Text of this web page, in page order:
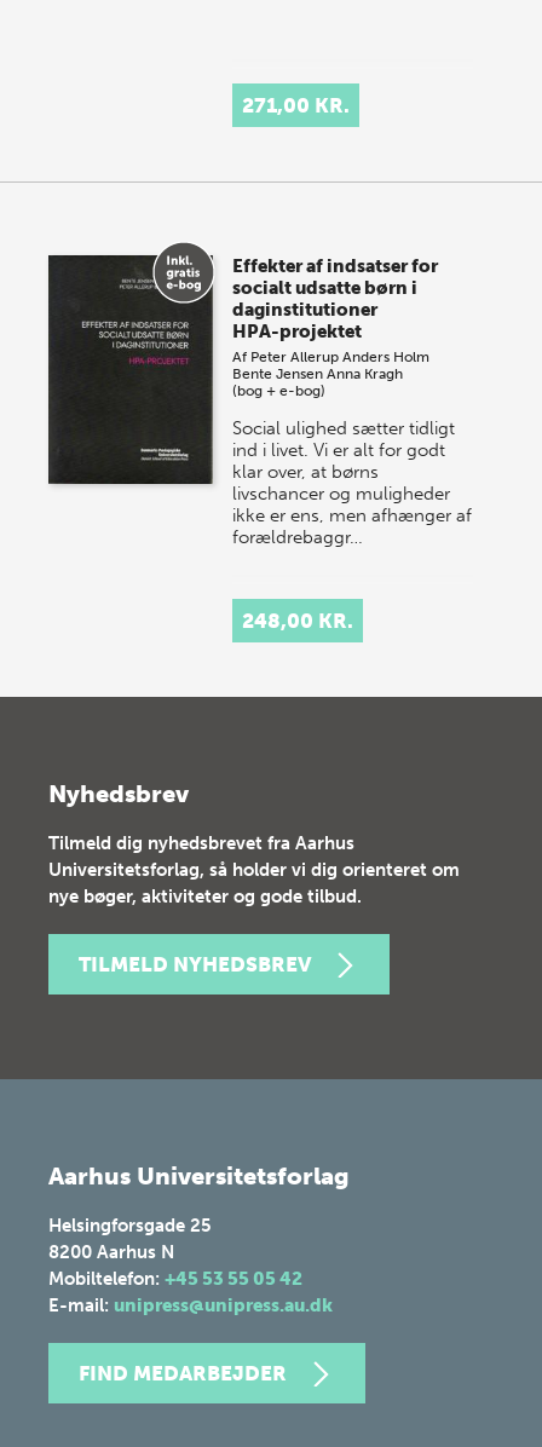
271,00 KR.
Effekter af indsatser for
socialt udsatte børn i
daginstitutioner
HPA-projektet
Af Peter Allerup Anders Holm
Bente Jensen Anna Kragh
(bog + e-bog)
Social ulighed sætter tidligt
ind i livet. Vi er alt for godt
klar over, at børns
livschancer og muligheder
ikke er ens, men afhænger af
forældrebaggr…
248,00 KR.
Nyhedsbrev
Tilmeld dig nyhedsbrevet fra Aarhus
Universitetsforlag, så holder vi dig orienteret om
nye bøger, aktiviteter og gode tilbud.
TILMELD NYHEDSBREV
Aarhus Universitetsforlag
Helsingforsgade 25
8200 Aarhus N
Mobiltelefon: +45 53 55 05 42
E-mail: unipress@unipress.au.dk
FIND MEDARBEJDER